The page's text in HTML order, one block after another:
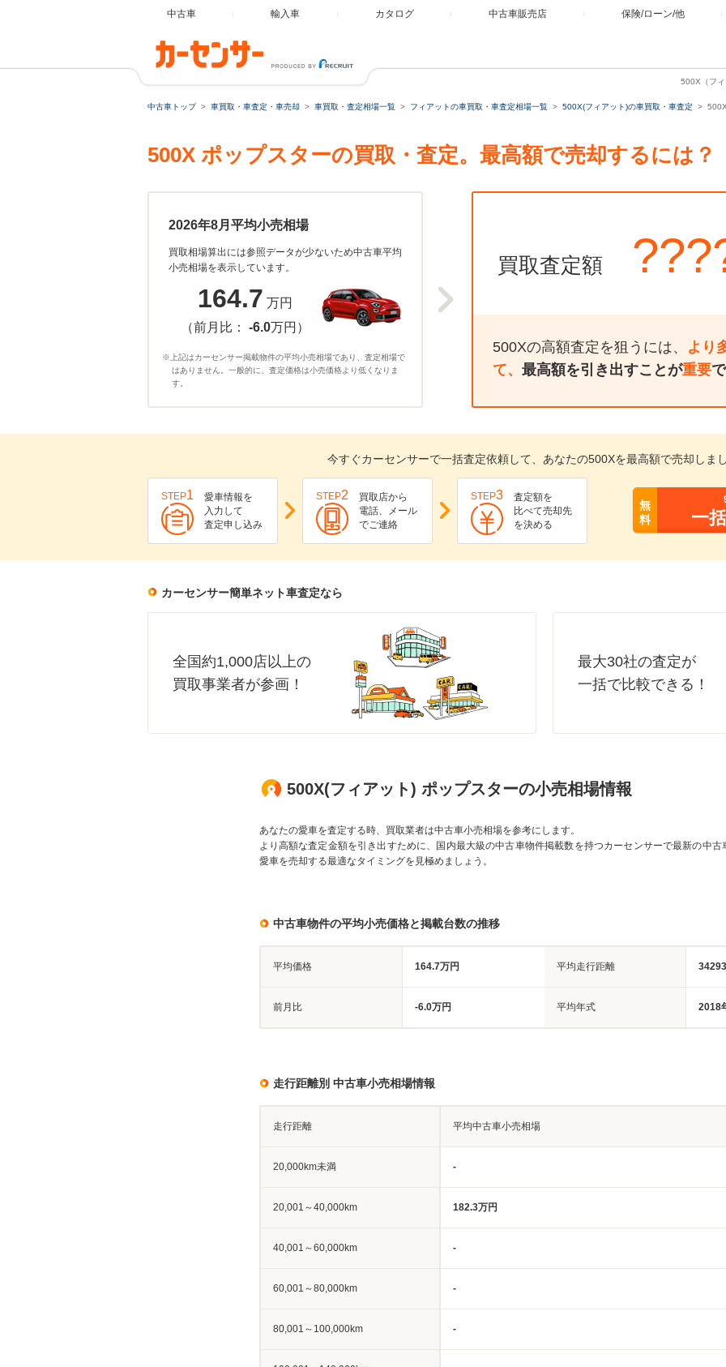
中古車 輸入車 カタログ 中古車販売店 保険/ローン/他
500X（フ
中古車トップ 車買取・車査定・車売却 車買取・査定相場一覧 フィアットの車買取・車査定相場一覧 500X(フィアット)の車買取・車査定
500X ポップスターの買取・査定。最高額で売却するには？
2026年8月平均小売相場
買取相場算出には参照データが少ないため中古車平均
小売相場を表示しています。
164.7 万円
（前月比： -6.0万円）
※上記はカーセンサー掲載物件の平均小売相場であり、査定相場で
はありません。一般的に、査定価格は小売価格より低くなりま
す。
買取査定額
500Xの高額査定を狙うには、 より
て、 最高額を引き出すことが重要
今すぐカーセンサーで一括査定依頼して、あなたの500Xを最高額で売却しま
STEP1
愛車情報を
入力して
査定申し込み
STEP2
買取店から
電話、メール
でご連絡
STEP3
査定額を
比べて売却先
を決める
無
料
一
カーセンサー簡単ネット車査定なら
全国約1,000店以上の
買取事業者が参画！
最大30社の査定が
一括で比較できる！
500X(フィアット) ポップスターの小売相場情報
あなたの愛車を査定する時、買取業者は中古車小売相場を参考にします。
より高額な査定金額を引き出すために、国内最大級の中古車物件掲載数を持つカーセンサーで最新の中古
愛車を売却する最適なタイミングを見極めましょう。
中古車物件の平均小売価格と掲載台数の推移
平均価格 164.7万円 平均走行距離
前月比 -6.0万円 平均年式 2018
走行距離別 中古車小売相場情報
走行距離 平均中古車小売相場
20,000km未満 -
20,001～40,000km 182.3万円
40,001～60,000km -
60,001～80,000km -
80,001～100,000km -